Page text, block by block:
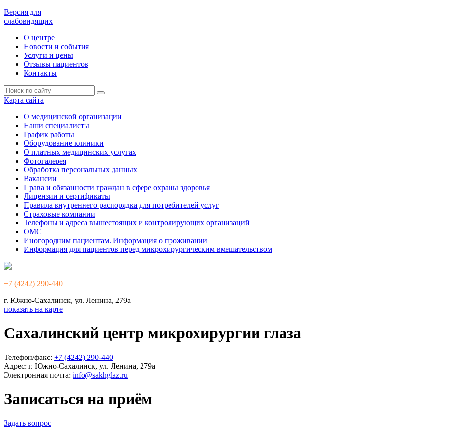
Версия для
слабовидящих
О центре
Новости и события
Услуги и цены
Отзывы пациентов
Контакты
Карта сайта
О медицинской организации
Наши специалисты
График работы
Оборудование клиники
О платных медицинских услугах
Фотогалерея
Обработка персональных данных
Вакансии
Права и обязанности граждан в сфере охраны здоровья
Лицензии и сертификаты
Правила внутреннего распорядка для потребителей услуг
Страховые компании
Телефоны и адреса вышестоящих и контролирующих организаций
ОМС
Иногородним пациентам. Информация о проживании
Информация для пациентов перед микрохирургическим вмешательством
+7 (4242) 290-440
г. Южно-Сахалинск, ул. Ленина, 279а
показать на карте
Сахалинский центр микрохирургии глаза
Телефон/факс: +7 (4242) 290-440
Адрес: г. Южно-Сахалинск, ул. Ленина, 279а
Электронная почта: info@sakhglaz.ru
Записаться на приём
Задать вопрос